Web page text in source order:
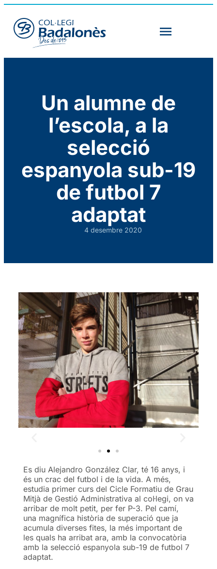
Un alumne de
l’escola, a la
selecció
espanyola sub-19
de futbol 7
adaptat
4 desembre 2020
Es diu Alejandro González Clar, té 16 anys, i
és un crac del futbol i de la vida. A més,
estudia primer curs del Cicle Formatiu de Grau
Mitjà de Gestió Administrativa al col·legi, on va
arribar de molt petit, per fer P-3. Pel camí,
una magnífica història de superació que ja
acumula diverses fites, la més important de
les quals ha arribat ara, amb la convocatòria
amb la selecció espanyola sub-19 de futbol 7
adaptat.